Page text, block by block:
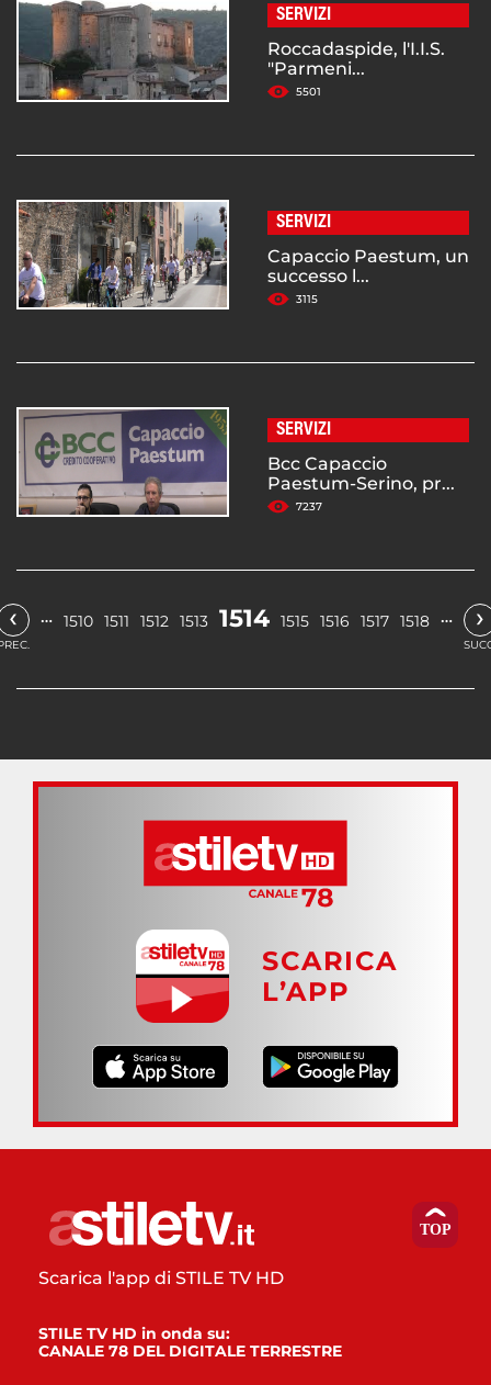
SERVIZI
Roccadaspide, l'I.I.S.
"Parmeni...
5501
SERVIZI
Capaccio Paestum, un
successo l...
3115
SERVIZI
Bcc Capaccio
Paestum-Serino, pr...
7237
‹ … 1510 1511 1512 1513 1514 1515 1516 1517 1518 … ›
SCARICA
L’APP
Scarica l'app di STILE TV HD
STILE TV HD in onda su:
CANALE 78 DEL DIGITALE TERRESTRE